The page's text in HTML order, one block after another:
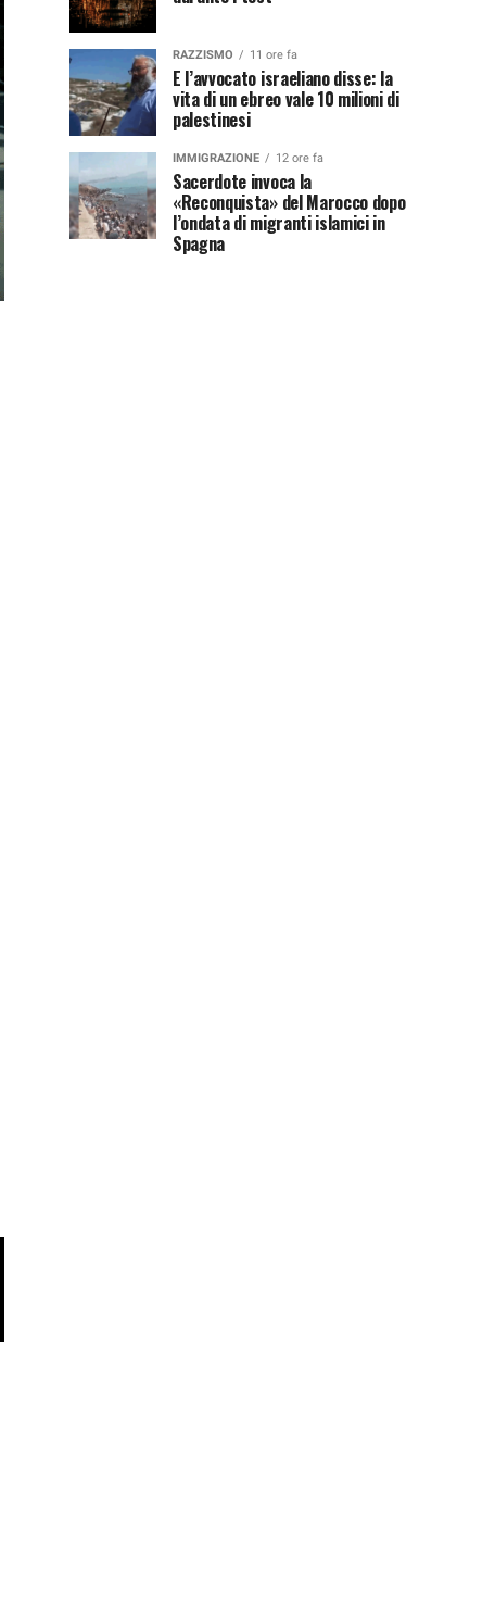
RAZZISMO 11 ore fa
E l’avvocato israeliano disse: la
vita di un ebreo vale 10 milioni di
palestinesi
IMMIGRAZIONE 12 ore fa
Sacerdote invoca la
«Reconquista» del Marocco dopo
l’ondata di migranti islamici in
Spagna